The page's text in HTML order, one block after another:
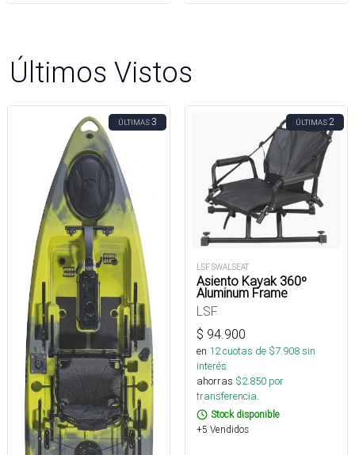
Últimos Vistos
ÚLTIMAS3 ÚLTIMAS2
LSF SWALSEAT
Asiento Kayak 360º
Aluminum Frame
LSF
$ 94.900
en 12cuotas de $7.908sin
interés
ahorras $2.850 por
transferencia.
Stock disponible
+5 Vendidos